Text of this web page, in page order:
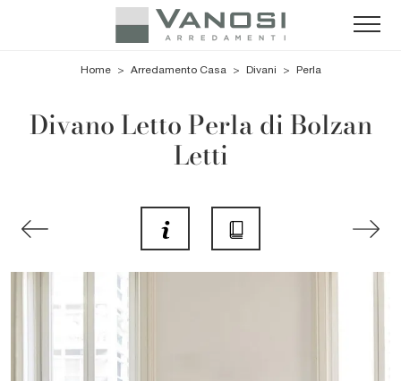
Home > Arredamento Casa > Divani > Perla
Divano Letto Perla di Bolzan
Letti